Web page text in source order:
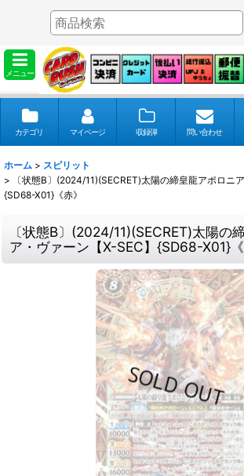
メニュー
カテゴリ マイページ 収録弾 問い合わせ
ホーム > スピリット
>
〔状態B〕(2024/11)(SECRET)太陽の締皇龍アポロニ
{SD68-X01}《赤》
〔状態B〕(2024/11)(SECRET)太陽の
ア・ヴァーン【X-SEC】{SD68-X01}《